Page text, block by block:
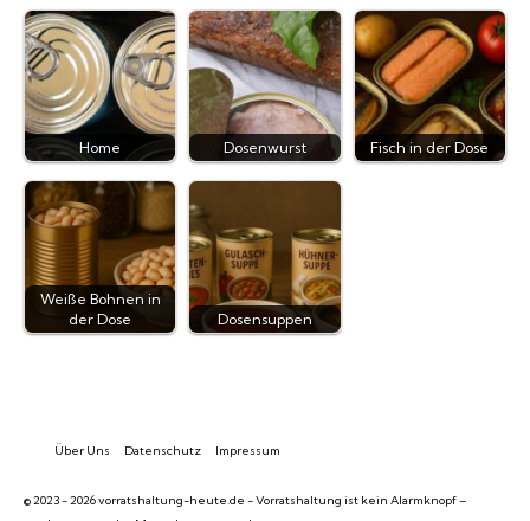
Home Dosenwurst Fisch in der Dose
Weiße Bohnen in
der Dose
Dosensuppen
Über Uns Datenschutz Impressum
© 2023 - 2026 vorratshaltung-heute.de - Vorratshaltung ist kein Alarmknopf –